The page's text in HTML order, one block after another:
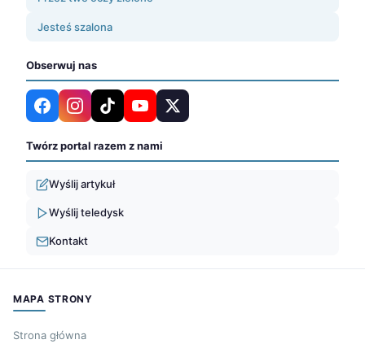
Jesteś szalona
Obserwuj nas
Twórz portal razem z nami
Wyślij artykuł
Wyślij teledysk
Kontakt
MAPA STRONY
Strona główna